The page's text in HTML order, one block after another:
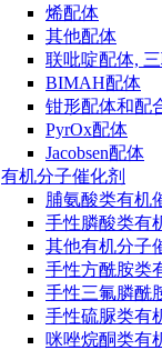
烯配体
其他配体
联吡啶配体,
BIMAH配体
钳形配体和配
PyrOx配体
Jacobsen配体
有机分子催化剂
脯氨酸类有机
手性膦酸类有
其他有机分子
手性方酰胺类
手性三氟膦酰
手性硫脲类有
咪唑烷酮类有